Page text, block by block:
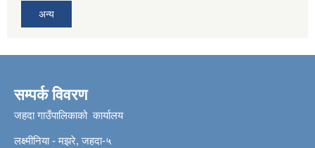
अन्य
सम्पर्क विवरण
जहदा गाउँपालिकाको कार्यालय
लक्ष्मीनिया - मझरे, जहदा-५